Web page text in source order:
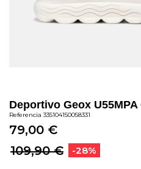
Deportivo Geox
Referencia 335104150058331
79,00 €
109,90 €
-28%